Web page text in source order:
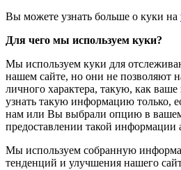
Вы можете узнать больше о куки на
Для чего мы используем куки?
Мы используем куки для
нашем сайте, но они не позволяют
личного характера, такую, как
узнать такую информацию только,
нам или Вы выбрали опцию в вашем
предоставлении такой информации
Мы используем собранную
тенденций и улучшения нашего